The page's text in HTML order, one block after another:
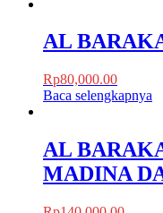
AL
Rp80,000.00
Baca selengkapnya
AL
MADINA